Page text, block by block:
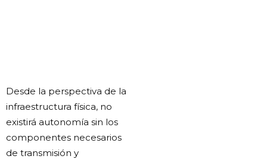
Desde la perspectiva de la
infraestructura física, no
existirá autonomía sin los
componentes necesarios
de transmisión y